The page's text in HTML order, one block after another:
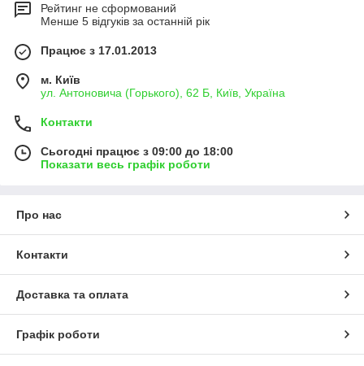
Рейтинг не сформований
Менше 5 відгуків за останній рік
Працює з 17.01.2013
м. Київ
ул. Антоновича (Горького), 62 Б, Київ, Україна
Контакти
Сьогодні працює з 09:00 до 18:00
Показати весь графік роботи
Про нас
Контакти
Доставка та оплата
Графік роботи